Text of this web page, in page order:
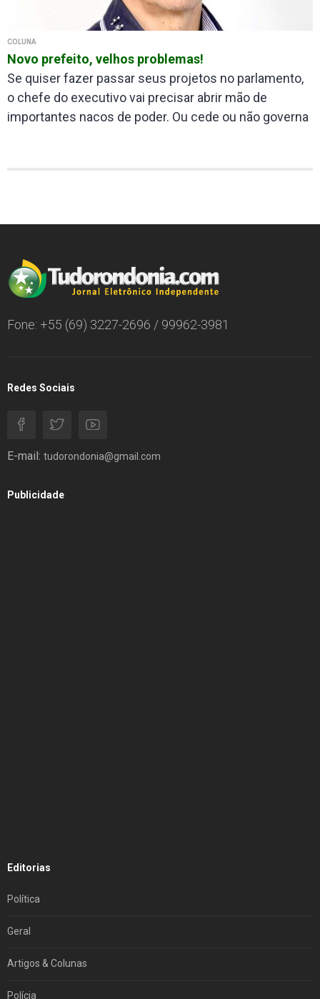
COLUNA
Novo prefeito, velhos problemas!
Se quiser fazer passar seus projetos no parlamento,
o chefe do executivo vai precisar abrir mão de
importantes nacos de poder. Ou cede ou não governa
Fone: +55 (69) 3227-2696 / 99962-3981
Redes Sociais
E-mail: tudorondonia@gmail.com
Publicidade
Editorias
Política
Geral
Artigos & Colunas
Polícia